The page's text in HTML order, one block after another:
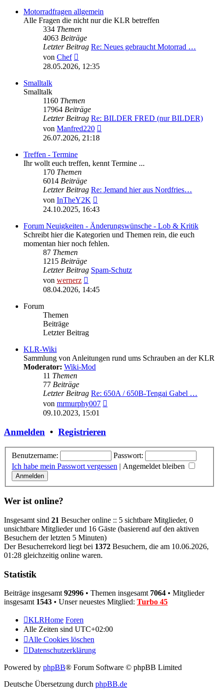
Motorradfragen allgemein
Alle Fragen die nicht nur die KLR betreffen
334 Themen
4063 Beiträge
Letzter Beitrag Re: Neues gebraucht Motorrad …
von Chef
Beitrag
28.05.2026, 12:35
Smalltalk
Smalltalk
1160 Themen
17964 Beiträge
Letzter Beitrag Re: BILDER FRED (nur BILDER)
von Manfred220
26.07.2026, 21:18
Treffen - Termine
Ihr wollt euch treffen, kennt Termine ...
170 Themen
6014 Beiträge
Letzter Beitrag Re: Jemand hier aus Nordfries…
von InTheY2K
Beitrag
24.10.2025, 16:43
Forum Neuigkeiten - Änderungswünsche - Lob & Kritik
Schreibt hier die Kategorien und Themen rein, die euch
momentan hier noch fehlen.
87 Themen
1215 Beiträge
Letzter Beitrag Spam-Schutz
von wernerz
Beitrag
08.04.2026, 14:45
Forum
Themen
Beiträge
Letzter Beitrag
KLR-Wiki
Sammlung von Anleitungen rund ums Schrauben an der KLR
Moderator: Wiki-Mod
11 Themen
77 Beiträge
Letzter Beitrag Re: 650A / 650B-Tengai Gabel …
von mrmurphy007
09.10.2023, 15:01
Anmelden • Registrieren
Benutzername:
Passwort:
Ich habe mein Passwort vergessen | Angemeldet bleiben
Wer ist online?
Insgesamt sind 21 Besucher online :: 5 sichtbare Mitglieder, 0
unsichtbare Mitglieder und 16 Gäste (basierend auf den aktiven
Besuchern der letzten 5 Minuten)
Der Besucherrekord liegt bei 1372 Besuchern, die am 10.06.2026,
01:28 gleichzeitig online waren.
Statistik
Beiträge insgesamt 92996 • Themen insgesamt 7064 • Mitglieder
insgesamt 1543 • Unser neuestes Mitglied: Turbo 45
KLRHome Foren
Alle Zeiten sind UTC+02:00
Alle Cookies löschen
Datenschutzerklärung
Powered by phpBB® Forum Software © phpBB Limited
Deutsche Übersetzung durch phpBB.de